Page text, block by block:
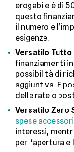
erogabile è di
questo
il numero e
esigenze.
Versatilo Tutto
finanziamenti
possibilità di
aggiuntiva. È
delle rate o
Versatilo Zero
spese
interessi,
per l'apertura e